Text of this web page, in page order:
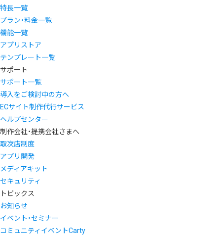
特長一覧
プラン・料金一覧
機能一覧
アプリストア
テンプレート一覧
サポート
サポート一覧
導入をご検討中の方へ
ECサイト制作代行サービス
ヘルプセンター
制作会社・提携会社さまへ
取次店制度
アプリ開発
メディアキット
セキュリティ
トピックス
お知らせ
イベント・セミナー
コミュニティイベントCarty